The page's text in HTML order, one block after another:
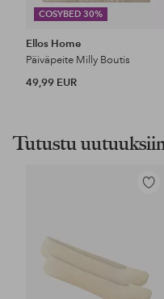
COSYBED 30%
Ellos Home
Päiväpeite Milly Boutis
49,99 EUR
Tutustu
Lisää